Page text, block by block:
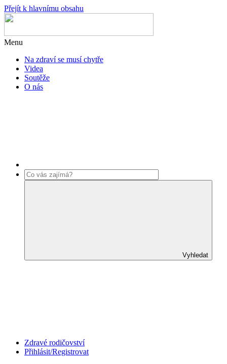
Přejít k hlavnímu obsahu
Menu
Na zdraví se musí chytře
Videa
Soutěže
O nás
Vyhledat
Zdravé rodičovství
Přihlásit/Registrovat